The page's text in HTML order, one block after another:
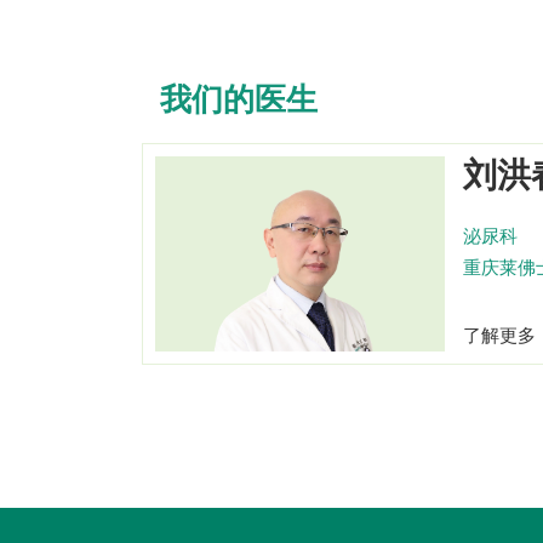
我们的医生
刘洪
泌尿科
重庆莱佛
了解更多